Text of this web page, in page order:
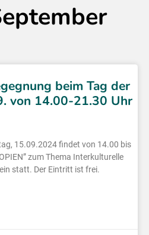
beim Tag der
von 14.00-21.30 Uhr
15.09.2024 findet von 14.00 bis
zum Thema Interkulturelle
statt. Der Eintritt ist frei.